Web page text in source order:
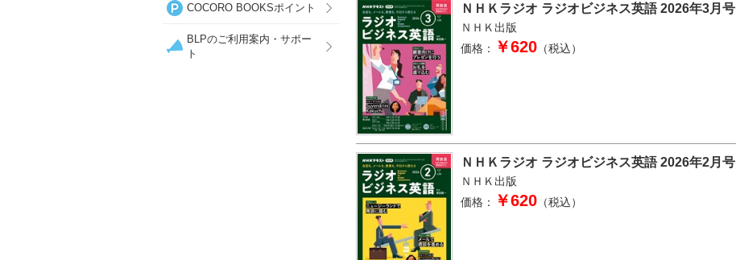
ＮＨＫラジオ ラジオビジネス英語 2026年3月号
ＮＨＫ出版
価格：
￥620 （税込）
ＮＨＫラジオ ラジオビジネス英語 2026年2月号
ＮＨＫ出版
価格：
￥620 （税込）
COCORO BOOKSポイント
BLPのご利用案内・サポー
ト